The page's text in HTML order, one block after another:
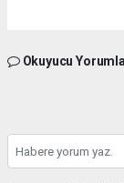
Okuyucu